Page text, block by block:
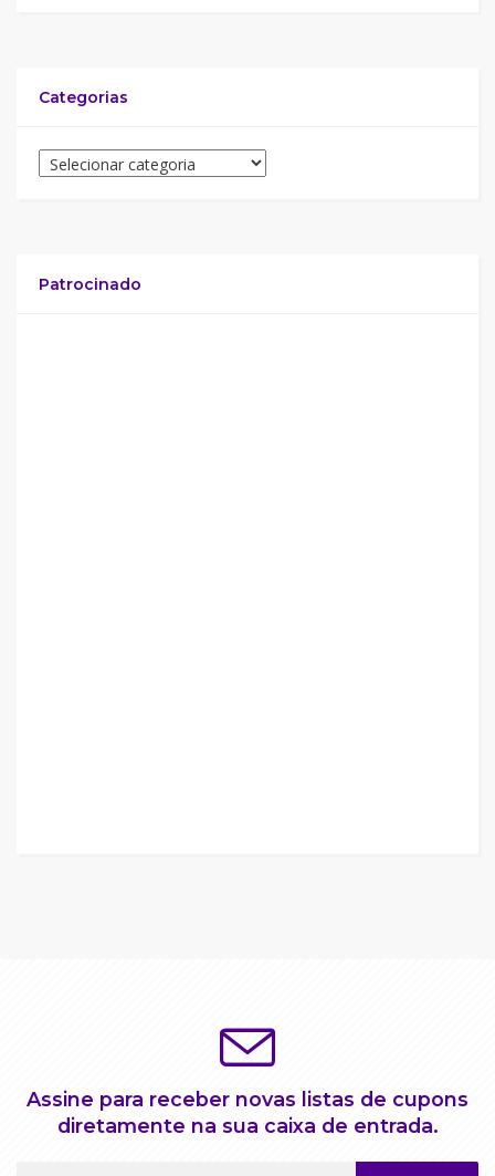
Categorias
Patrocinado
Assine para receber novas listas de cupons
diretamente na sua caixa de entrada.